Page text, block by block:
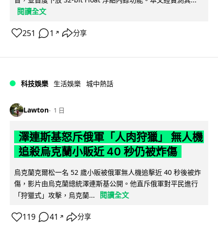
閱讀全文
251 1 ↗ 分享
科技娛樂 生活娛樂 城中熱話
Lawton 1 日
澤連斯基怒斥俄軍「人肉狩獵」 無人機
追殺烏克蘭小販近 40 秒仍被炸傷
烏克蘭克爾松一名 52 歲小販被俄軍無人機追擊近 40 秒後被炸
傷，影片由烏克蘭總統澤連斯基公開。他直斥俄軍對平民進行
「狩獵式」攻擊，烏克蘭...
閱讀全文
119 41 ↗ 分享